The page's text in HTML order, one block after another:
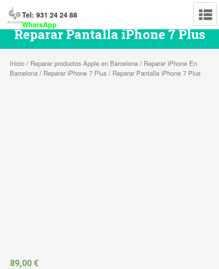
Tel: 931 24 24 88
WhatsApp
Reparar Pantalla iPhone 7 Plus
Inicio / Reparar productos Apple en Barcelona / Reparar iPhone En
Barcelona / Reparar iPhone 7 Plus / Reparar Pantalla iPhone 7 Plus
89,00€